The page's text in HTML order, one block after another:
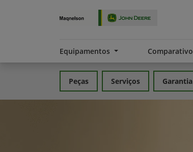
Equipamentos Comparativo
Peças Serviços Garantia